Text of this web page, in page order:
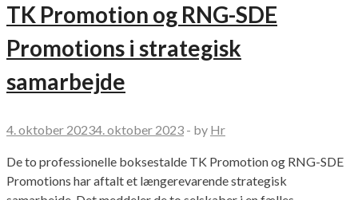
TK Promotion og RNG-SDE
Promotions i strategisk
samarbejde
4. oktober 20234. oktober 2023 - by Hr
De to professionelle boksestalde TK Promotion og RNG-SDE
Promotions har aftalt et længerevarende strategisk